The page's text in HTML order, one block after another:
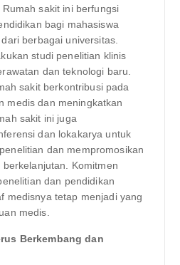
sakit ini berfungsi
bagi mahasiswa
berbagai universitas.
studi penelitian klinis
dan teknologi baru.
sakit berkontribusi pada
medis dan meningkatkan
sakit ini juga
dan lokakarya untuk
dan mempromosikan
Komitmen
dan pendidikan
medisnya tetap menjadi yang
medis.
Berkembang dan